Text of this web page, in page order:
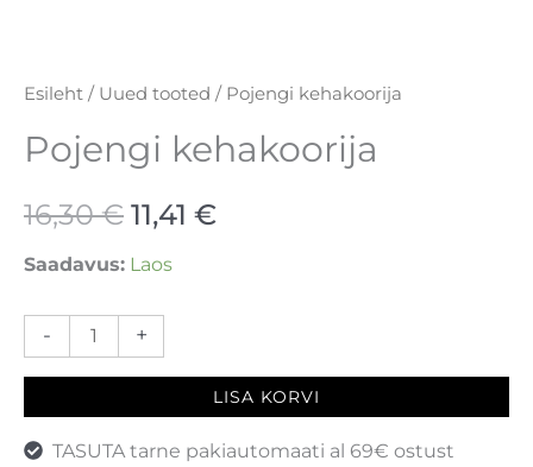
Esileht / Uued tooted / Pojengi kehakoorija
Pojengi kehakoorija
16,30€ 11,41 €
Saadavus: Laos
- +
LISA KORVI
TASUTA tarne pakiautomaati al 69€ ostust